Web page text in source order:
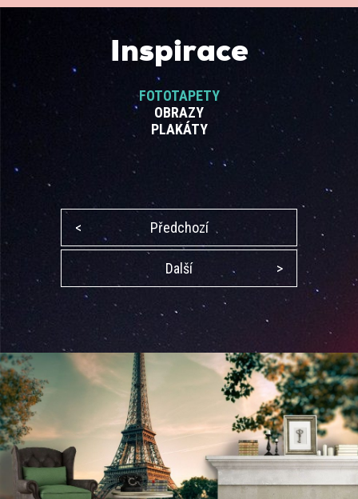
Inspirace
FOTOTAPETY
OBRAZY
PLAKÁTY
< Předchozí
Další >